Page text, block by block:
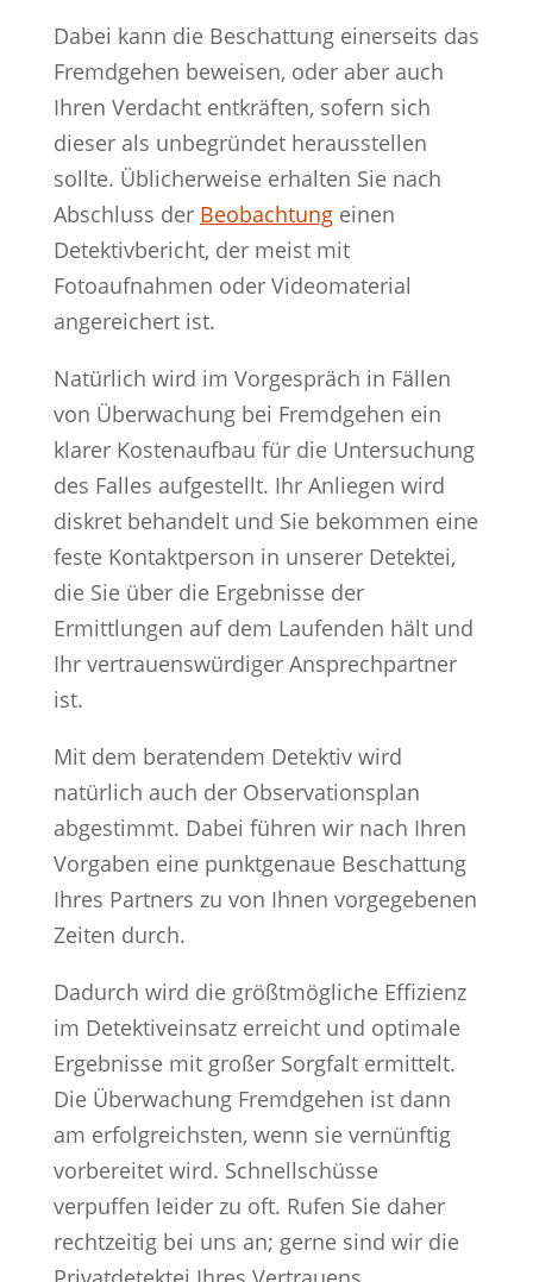
Dabei kann die Beschattung einerseits das
Fremdgehen beweisen, oder aber auch
Ihren Verdacht entkräften, sofern sich
dieser als unbegründet herausstellen
sollte. Üblicherweise erhalten Sie nach
Abschluss der Beobachtungeinen
Detektivbericht, der meist mit
Fotoaufnahmen oder Videomaterial
angereichert ist.
Natürlich wird im Vorgespräch in Fällen
von Überwachung bei Fremdgehen ein
klarer Kostenaufbau für die Untersuchung
des Falles aufgestellt. Ihr Anliegen wird
diskret behandelt und Sie bekommen eine
feste Kontaktperson in unserer Detektei,
die Sie über die Ergebnisse der
Ermittlungen auf dem Laufenden hält und
Ihr vertrauenswürdiger Ansprechpartner
ist.
Mit dem beratendem Detektiv wird
natürlich auch der Observationsplan
abgestimmt. Dabei führen wir nach Ihren
Vorgaben eine punktgenaue Beschattung
Ihres Partners zu von Ihnen vorgegebenen
Zeiten durch.
Dadurch wird die größtmögliche Effizienz
im Detektiveinsatz erreicht und optimale
Ergebnisse mit großer Sorgfalt ermittelt.
Die Überwachung Fremdgehen ist dann
am erfolgreichsten, wenn sie vernünftig
vorbereitet wird. Schnellschüsse
verpuffen leider zu oft. Rufen Sie daher
rechtzeitig bei uns an; gerne sind wir die